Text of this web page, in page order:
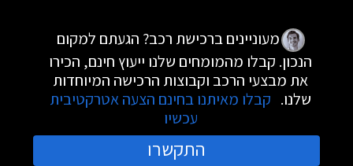
מעוניינים ברכישת רכב? הגעתם למקום
הנכון. קבלו מהמומחים שלנו ייעוץ חינם, הכירו
את מבצעי הרכב וקבוצות הרכישה המיוחדות
שלנו. קבלו מאיתנו בחינם הצעה אטרקטיבית
עכשיו
התקשרו